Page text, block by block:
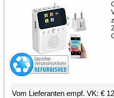
Vom Lieferanten empf. VK: €